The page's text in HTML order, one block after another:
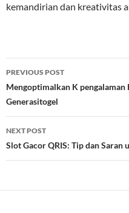
kemandirian dan kreativitas
Post
navigation
PREVIOUS POST
Mengoptimalkan K pengalaman
Generasitogel
NEXT POST
Slot Gacor QRIS: Tip dan